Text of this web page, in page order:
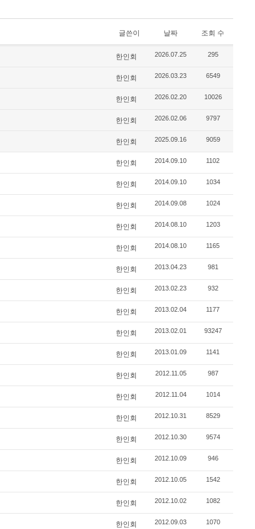
글쓴이 날짜 조회 수
한인회 2026.07.25 295
한인회 2026.03.23 6549
한인회 2026.02.20 10026
한인회 2026.02.06 9797
한인회 2025.09.16 9059
한인회 2014.09.10 1102
한인회 2014.09.10 1034
한인회 2014.09.08 1024
한인회 2014.08.10 1203
한인회 2014.08.10 1165
한인회 2013.04.23 981
한인회 2013.02.23 932
한인회 2013.02.04 1177
한인회 2013.02.01 93247
한인회 2013.01.09 1141
한인회 2012.11.05 987
한인회 2012.11.04 1014
한인회 2012.10.31 8529
한인회 2012.10.30 9574
한인회 2012.10.09 946
한인회 2012.10.05 1542
한인회 2012.10.02 1082
한인회 2012.09.03 1070